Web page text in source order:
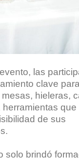
las
clave
hieleras,
de sus
solo brindó